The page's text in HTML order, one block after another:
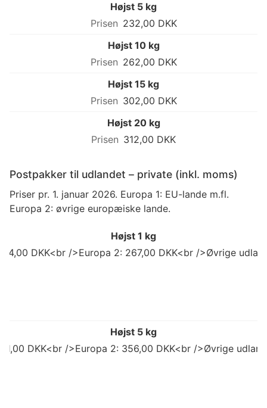
Højst 5 kg
232,00 DKK
Højst 10 kg
262,00 DKK
Højst 15 kg
302,00 DKK
Højst 20 kg
312,00 DKK
Postpakker til udlandet – private (inkl. moms)
Priser pr. 1. januar 2026. Europa 1: EU-lande m.fl.
Europa 2: øvrige europæiske lande.
Højst 1 kg
DKK<br />Europa 2: 267,00 DKK<br />Øvrige
Højst 5 kg
DKK<br />Europa 2: 356,00 DKK<br />Øvrige